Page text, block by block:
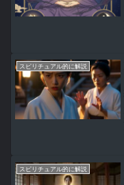
スピリチュアル的に解説
スピリチュアル的に解説